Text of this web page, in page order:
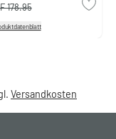
178.95
Versandkosten